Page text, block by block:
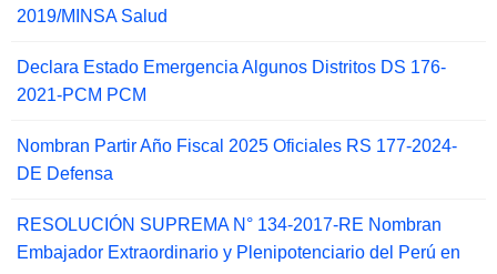
2019/MINSA Salud
Declara Estado Emergencia Algunos Distritos DS 176-
2021-PCM PCM
Nombran Partir Año Fiscal 2025 Oficiales RS 177-2024-
DE Defensa
RESOLUCIÓN SUPREMA N° 134-2017-RE Nombran
Embajador Extraordinario y Plenipotenciario del Perú en